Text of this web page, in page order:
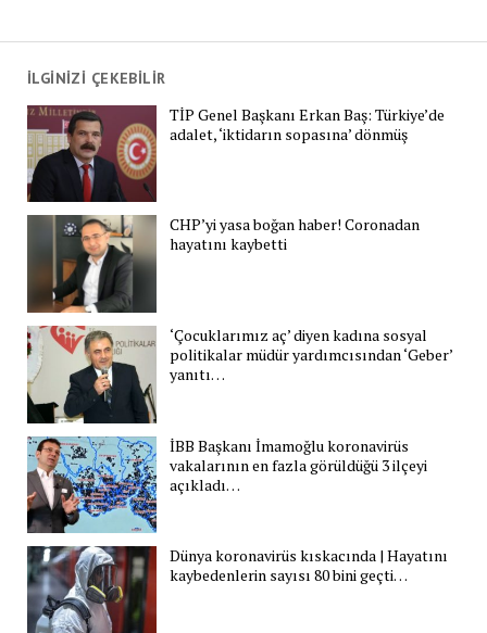
İLGİNİZİ ÇEKEBİLİR
TİP Genel Başkanı Erkan Baş: Türkiye’de
adalet, ‘iktidarın sopasına’ dönmüş
CHP’yi yasa boğan haber! Coronadan
hayatını kaybetti
‘Çocuklarımız aç’ diyen kadına sosyal
politikalar müdür yardımcısından ‘Geber’
yanıtı…
İBB Başkanı İmamoğlu koronavirüs
vakalarının en fazla görüldüğü 3 ilçeyi
açıkladı…
Dünya koronavirüs kıskacında | Hayatını
kaybedenlerin sayısı 80 bini geçti…